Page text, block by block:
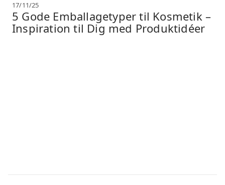
17/11/25
5 Gode Emballagetyper til Kosmetik –
Inspiration til Dig med Produktidéer